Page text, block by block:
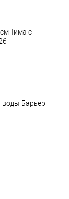
Тима с
воды Барьер